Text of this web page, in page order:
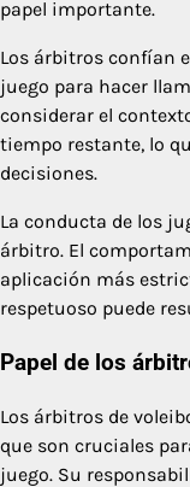
papel importante.
Los árbitros confían
juego para hacer
considerar el
tiempo restante, lo
decisiones.
La conducta de los
árbitro. El
aplicación más
respetuoso puede
Papel de los
Los árbitros de
que son cruciales
juego. Su